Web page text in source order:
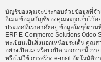
บัญชีของคุณจะประกอบด้วยข้อมูลที่จำ
อีเมล ข้อมูลบัญชีของคุณจะถูกเก็บไว้
ประเทศที่เราอาศัยอยู่ ข้อมูลใดๆก็ตาม
ERP E-Commerce Solutions Odoo
ทะเบียนเป็นสิ่งนอกเหนือประเด็น คุณ
อย่างเปิดเผยหรือปกปิด นอกจากนี้ ภ
หรือไม่ใช้ การสร้าง e-mail อัตโนมัติจ